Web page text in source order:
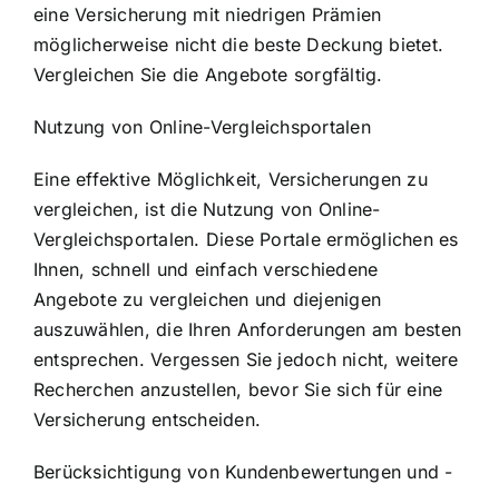
eine Versicherung mit niedrigen Prämien
möglicherweise nicht die beste Deckung bietet.
Vergleichen Sie die Angebote sorgfältig.
Nutzung von Online-Vergleichsportalen
Eine effektive Möglichkeit, Versicherungen zu
vergleichen, ist die Nutzung von Online-
Vergleichsportalen. Diese Portale ermöglichen es
Ihnen, schnell und einfach verschiedene
Angebote zu vergleichen und diejenigen
auszuwählen, die Ihren Anforderungen am besten
entsprechen. Vergessen Sie jedoch nicht, weitere
Recherchen anzustellen, bevor Sie sich für eine
Versicherung entscheiden.
Berücksichtigung von Kundenbewertungen und -